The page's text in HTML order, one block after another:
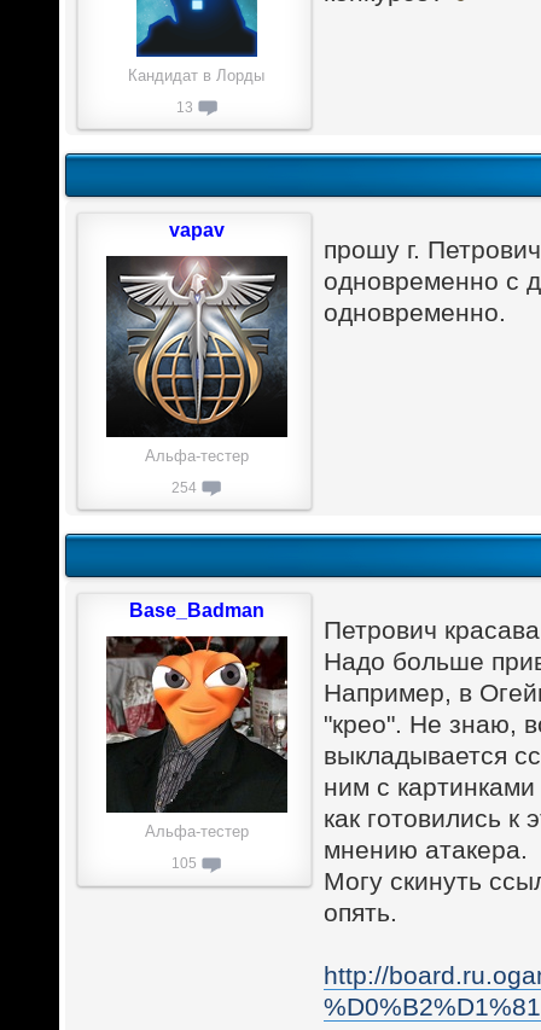
Кандидат в Лорды
13
прошу г.
одновременно с
одновременно.
vapav
Альфа-тестер
254
Петрович
Надо больше
Например, в
"крео". Не знаю,
выкладывается
ним с
как готовились к
мнению атакера.
Могу скинуть
опять.
http://
Base_Badman
Альфа-тестер
105